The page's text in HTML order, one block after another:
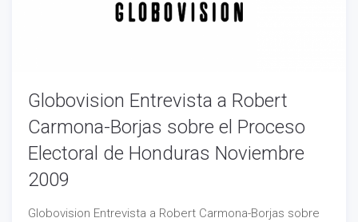
Globovision Entrevista a Robert
Carmona-Borjas sobre el Proceso
Electoral de Honduras Noviembre
2009
Globovision Entrevista a Robert Carmona-Borjas sobre